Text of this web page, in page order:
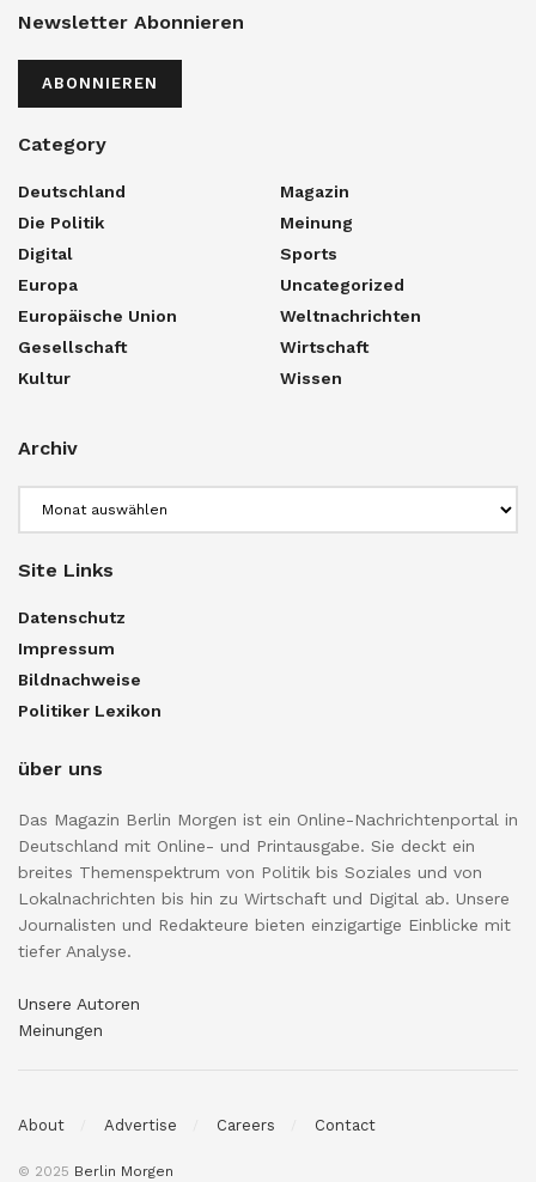
Newsletter Abonnieren
ABONNIEREN
Category
Deutschland
Die Politik
Digital
Europa
Europäische Union
Gesellschaft
Kultur
Magazin
Meinung
Sports
Uncategorized
Weltnachrichten
Wirtschaft
Wissen
Archiv
Site Links
Datenschutz
Impressum
Bildnachweise
Politiker Lexikon
über uns
Das Magazin Berlin Morgen ist ein Online-Nachrichtenportal in
Deutschland mit Online- und Printausgabe. Sie deckt ein
breites Themenspektrum von Politik bis Soziales und von
Lokalnachrichten bis hin zu Wirtschaft und Digital ab. Unsere
Journalisten und Redakteure bieten einzigartige Einblicke mit
tiefer Analyse.
Unsere Autoren
Meinungen
About Advertise Careers Contact
© 2025 Berlin Morgen